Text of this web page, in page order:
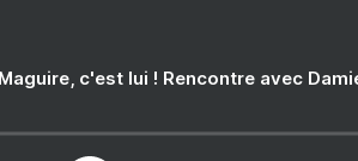
c'est lui ! Rencontre avec